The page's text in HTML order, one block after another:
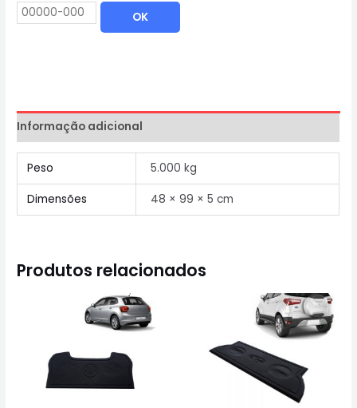
OK
Informação adicional
Peso 5.000 kg
Dimensões 48 × 99 × 5 cm
Produtos relacionados